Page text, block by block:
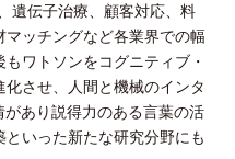
遺伝子治療、顧客対応、料
ッチングなど各業界での幅
ワトソンをコグニティブ・
させ、人間と機械のインタ
あり説得力のある言葉の活
いった新たな研究分野にも